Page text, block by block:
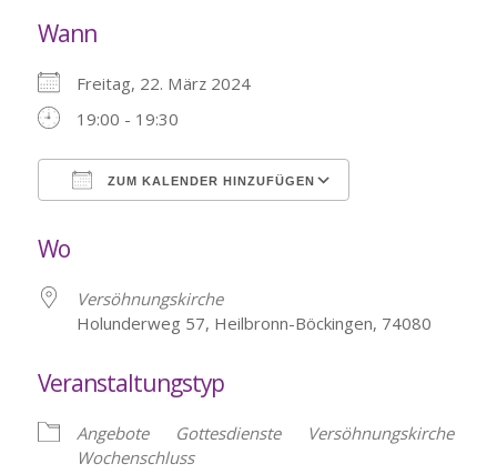
Wann
Freitag, 22. März 2024
19:00 - 19:30
ZUM KALENDER HINZUFÜGEN
Wo
Versöhnungskirche
Holunderweg 57, Heilbronn-Böckingen, 74080
Veranstaltungstyp
Angebote Gottesdienste
Versöhnungskirche
Wochenschluss